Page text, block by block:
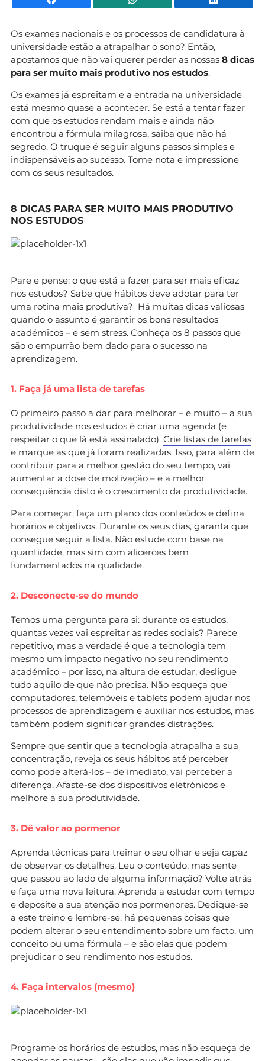
Os exames nacionais e os processos de candidatura à
universidade estão a atrapalhar o sono? Então,
apostamos que não vai querer perder as nossas 8 dicas
para ser muito mais produtivo nos estudos.
Os exames já espreitam e a entrada na universidade
está mesmo quase a acontecer. Se está a tentar fazer
com que os estudos rendam mais e ainda não
encontrou a fórmula milagrosa, saiba que não há
segredo. O truque é seguir alguns passos simples e
indispensáveis ao sucesso. Tome nota e impressione
com os seus resultados.
8 DICAS PARA SER MUITO MAIS PRODUTIVO
NOS ESTUDOS
Pare e pense: o que está a fazer para ser mais eficaz
nos estudos? Sabe que hábitos deve adotar para ter
uma rotina mais produtiva? Há muitas dicas valiosas
quando o assunto é garantir os bons resultados
académicos – e sem stress. Conheça os 8 passos que
são o empurrão bem dado para o sucesso na
aprendizagem.
1. Faça já uma lista de tarefas
O primeiro passo a dar para melhorar – e muito – a sua
produtividade nos estudos é criar uma agenda (e
respeitar o que lá está assinalado). Crie listas de tarefas
e marque as que já foram realizadas. Isso, para além de
contribuir para a melhor gestão do seu tempo, vai
aumentar a dose de motivação – e a melhor
consequência disto é o crescimento da produtividade.
Para começar, faça um plano dos conteúdos e defina
horários e objetivos. Durante os seus dias, garanta que
consegue seguir a lista. Não estude com base na
quantidade, mas sim com alicerces bem
fundamentados na qualidade.
2. Desconecte-se do mundo
Temos uma pergunta para si: durante os estudos,
quantas vezes vai espreitar as redes sociais? Parece
repetitivo, mas a verdade é que a tecnologia tem
mesmo um impacto negativo no seu rendimento
académico – por isso, na altura de estudar, desligue
tudo aquilo de que não precisa. Não esqueça que
computadores, telemóveis e tablets podem ajudar nos
processos de aprendizagem e auxiliar nos estudos, mas
também podem significar grandes distrações.
Sempre que sentir que a tecnologia atrapalha a sua
concentração, reveja os seus hábitos até perceber
como pode alterá-los – de imediato, vai perceber a
diferença. Afaste-se dos dispositivos eletrónicos e
melhore a sua produtividade.
3. Dê valor ao pormenor
Aprenda técnicas para treinar o seu olhar e seja capaz
de observar os detalhes. Leu o conteúdo, mas sente
que passou ao lado de alguma informação? Volte atrás
e faça uma nova leitura. Aprenda a estudar com tempo
e deposite a sua atenção nos pormenores. Dedique-se
a este treino e lembre-se: há pequenas coisas que
podem alterar o seu entendimento sobre um facto, um
conceito ou uma fórmula – e são elas que podem
prejudicar o seu rendimento nos estudos.
4. Faça intervalos (mesmo)
Programe os horários de estudos, mas não esqueça de